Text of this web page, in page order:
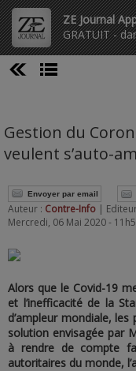
ZE Journal
GRATUIT -
Gestion du
veulent s’auto-
Envoyer par email
Auteur : Contre-Info |
Mercredi, 06 Mai 2020 -
Alors que le Covid-19
et l’inefficacité de la
d’ampleur mondiale, les
solution envisagée par
à rendre de compte
autoritaires du monde,